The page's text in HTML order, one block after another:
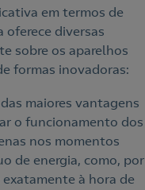
em termos de
oferece diversas
sobre os aparelhos
formas inovadoras:
maiores vantagens
o funcionamento dos
nos momentos
de energia, como, por
à hora de